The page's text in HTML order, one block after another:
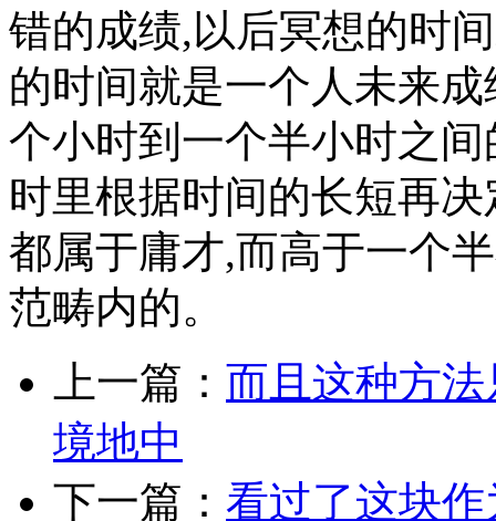
错的成绩,以后冥想的时
的时间就是一个人未来
个小时到一个半小时之
时里根据时间的长短再
都属于庸才,而高于一个
范畴内的。
上一篇： 而且这种方
境地中
下一篇： 看过了这块